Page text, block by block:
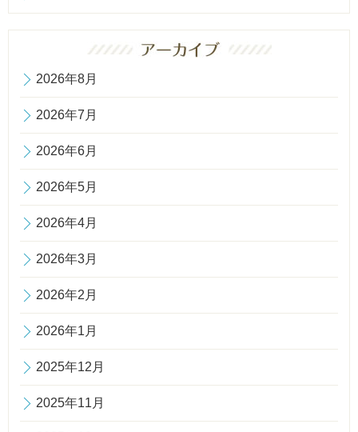
2026年8月
2026年7月
2026年6月
2026年5月
2026年4月
2026年3月
2026年2月
2026年1月
2025年12月
2025年11月